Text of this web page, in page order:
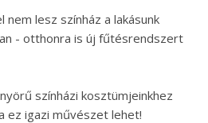
lesz színház a lakásunk
- otthonra is új fűtésrendszert
színházi kosztümjeinkhez
ez igazi művészet lehet!